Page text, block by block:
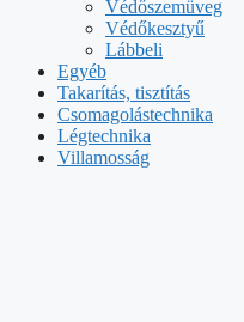
Védőszemüveg
Védőkesztyű
Lábbeli
Egyéb
Takarítás, tisztítás
Csomagolástechnika
Légtechnika
Villamosság